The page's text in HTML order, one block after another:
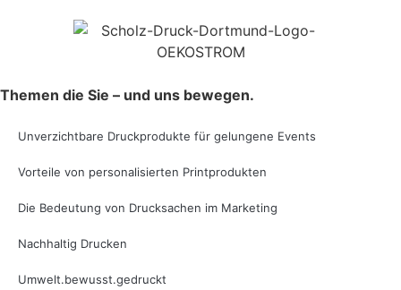
Themen die Sie – und uns bewegen.
Unverzichtbare Druckprodukte für gelungene Events
Vorteile von personalisierten Printprodukten
Die Bedeutung von Drucksachen im Marketing
Nachhaltig Drucken
Umwelt.bewusst.gedruckt